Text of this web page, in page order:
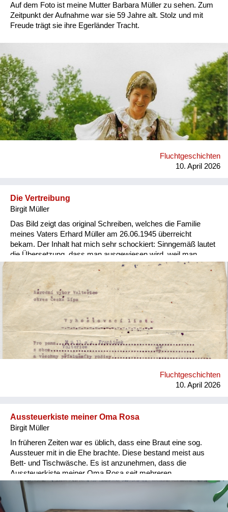
Besatzungsmächte
Heimkehrer
Fluchtgeschichten
Familiengeschichten
Schule und Ausbildung
Wiederaufbau und
Auf dem Foto ist meine Mutter Barbara Müller zu sehen. Zum
Zeitpunkt der Aufnahme war sie 59 Jahre alt. Stolz und mit
Freude trägt sie ihre Egerländer Tracht.
Fluchtgeschichten
10. April 2026
Die Vertreibung
Birgit Müller
Das Bild zeigt das original Schreiben, welches die Familie
meines Vaters Erhard Müller am 26.06.1945 überreicht
bekam. Der Inhalt hat mich sehr schockiert: Sinngemäß lautet
die Übersetzung, dass man ausgewiesen wird, weil man
bereits 1938 gegen die C.S.R. gearbeitet hätte (was natürlich
nicht der Wahrheit entsprach). Alle Familienmitglieder müssen
sich am Folgetag um 5:00h früh vor dem Schulgebäude
einfinden und dürfen nur ein paar Sachen mitnehmen. Wer
dem nicht Folge leistet, kommt ins Konzentrationslager.
Nachfolgend die Schilderung über die Vertreibung der Familie
meines Vaters aus Waltersdorf (Kreis Böhmisch-Leipa) und
die darauffolgenden Wochen: Mein Opa Franz Müller war
Landwirt mit einem eigenen Hof und arbeitete zusätzlich von
1940 bis 1945 als Hilfsarbeiter in den Achilleswerken in
Müller, mussten 1936 ihren Besitz (die „Elemiehle“) verkaufen
und zogen nach Bensen in eine Stadtwohnung. Die Familie
Fluchtgeschichten
10. April 2026
Aussteuerkiste meiner Oma Rosa
Birgit Müller
In früheren Zeiten war es üblich, dass eine Braut eine sog.
Aussteuer mit in die Ehe brachte. Diese bestand meist aus
Bett- und Tischwäsche. Es ist anzunehmen, dass die
Aussteuerkiste meiner Oma Rosa seit mehreren
Generationen weitergereicht wurde. Die Beschriftung wurde
erst 1946 hinzugefügt, da meine Großeltern diese Kiste als
persönliches Gepäckstück bei der Vertreibung aus der Heimat